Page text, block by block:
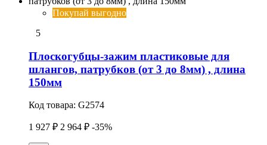
Покупай выгодно
5
Плоскогубцы-зажим пластиковые для
шлангов, патрубков (от 3 до 8мм) , длина
150мм
Код товара: G2574
1 927 ₽ 2 964 ₽ -35%